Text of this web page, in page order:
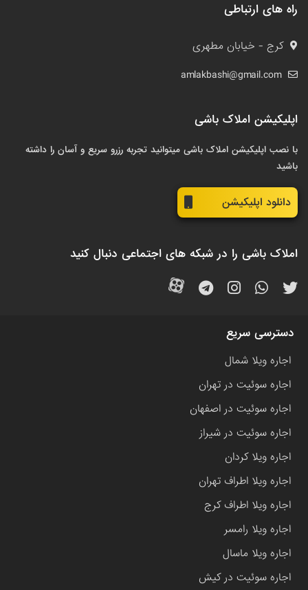
راه های ارتباطی
کرج - خیابان مطهری
amlakbashi@gmail.com
اپلیکیشن املاک باشی
با نصب اپلیکیشن املاک باشی میتوانید تجربه رزرو سریع و آسان را داشته
باشید
دانلود اپلیکیشن
املاک باشی را در شبکه های اجتماعی دنبال کنید
دسترسی سریع
اجاره ویلا شمال
اجاره سوئیت در تهران
اجاره سوئیت در اصفهان
اجاره سوئیت در شیراز
اجاره ویلا کردان
اجاره ویلا اطراف تهران
اجاره ویلا اطراف کرج
اجاره ویلا رامسر
اجاره ویلا ماسال
اجاره سوئیت در کیش